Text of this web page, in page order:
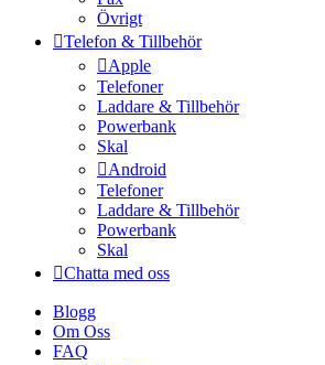
Övrigt
Telefon & Tillbehör
Apple
Telefoner
Laddare & Tillbehör
Powerbank
Skal
Android
Telefoner
Laddare & Tillbehör
Powerbank
Skal
Chatta med oss
Blogg
Om Oss
FAQ